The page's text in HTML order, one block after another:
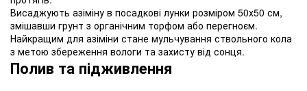
Висаджують азіміну в посадкові лунки розміром 50х50 см,
змішавши грунт з органічним торфом або перегноєм.
Найкращим для азіміни стане мульчування ствольного кола
з метою збереження вологи та захисту від сонця.
Полив та підживлення